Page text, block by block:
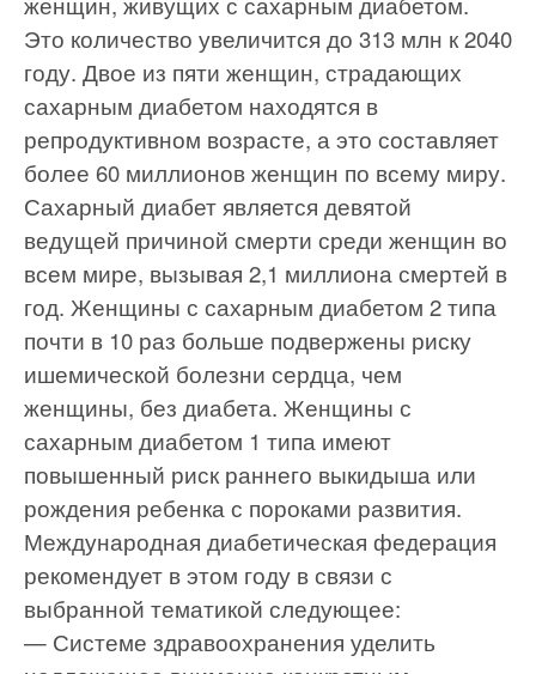
Это количество увеличится до 313 млн к 2040
году. Двое из пяти женщин, страдающих
сахарным диабетом находятся в
репродуктивном возрасте, а это составляет
более 60 миллионов женщин по всему миру.
Сахарный диабет является девятой
ведущей причиной смерти среди женщин во
всем мире, вызывая 2,1 миллиона смертей в
год. Женщины с сахарным диабетом 2 типа
почти в 10 раз больше подвержены риску
ишемической болезни сердца, чем
женщины, без диабета. Женщины с
сахарным диабетом 1 типа имеют
повышенный риск раннего выкидыша или
рождения ребенка с пороками развития.
Международная диабетическая федерация
рекомендует в этом году в связи с
выбранной тематикой следующее:
— Системе здравоохранения уделить